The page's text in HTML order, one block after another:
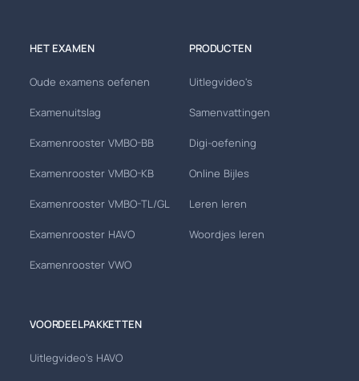
HET EXAMEN
Oude examens oefenen
Examenuitslag
Examenrooster VMBO-BB
Examenrooster VMBO-KB
Examenrooster VMBO-TL/GL
Examenrooster HAVO
Examenrooster VWO
PRODUCTEN
Uitlegvideo's
Samenvattingen
Digi-oefening
Online Bijles
Leren leren
Woordjes leren
VOORDEELPAKKETTEN
Uitlegvideo's HAVO